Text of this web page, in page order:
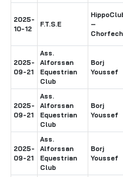
2025-
10-12
F.T.S.E
–
Chorfech
2025-
09-21
Ass.
Alforssan
Equestrian
Club
Borj
Youssef
2025-
09-21
Ass.
Alforssan
Equestrian
Club
Borj
Youssef
2025-
09-21
Ass.
Alforssan
Equestrian
Club
Borj
Youssef